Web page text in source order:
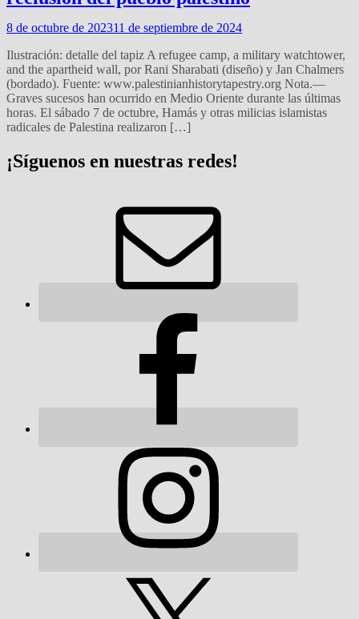
8 de octubre de 202311 de septiembre de 2024
Ilustración: detalle del tapiz A refugee camp, a military watchtower,
and the apartheid wall, por Rani Sharabati (diseño) y Jan Chalmers
(bordado). Fuente: www.palestinianhistorytapestry.org Nota.—
Graves sucesos han ocurrido en Medio Oriente durante las últimas
horas. El sábado 7 de octubre, Hamás y otras milicias islamistas
radicales de Palestina realizaron […]
¡Síguenos en nuestras redes!